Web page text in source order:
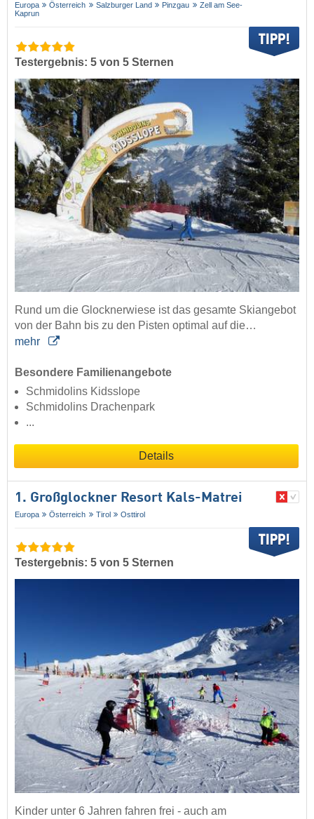
Europa Österreich Salzburger Land Pinzgau
Zell am See-
Kaprun
Testergebnis: 5 von 5 Sternen
Rund um die Glocknerwiese ist das gesamte Skiangebot
von der Bahn bis zu den Pisten optimal auf die…
mehr
Besondere Familienangebote
Schmidolins Kidsslope
Schmidolins Drachenpark
...
Details
1. Großglockner Resort Kals-Matrei
Europa Österreich Tirol Osttirol
Testergebnis: 5 von 5 Sternen
Kinder unter 6 Jahren fahren frei - auch am